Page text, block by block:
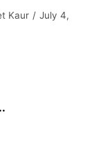
Kaur
July 4,